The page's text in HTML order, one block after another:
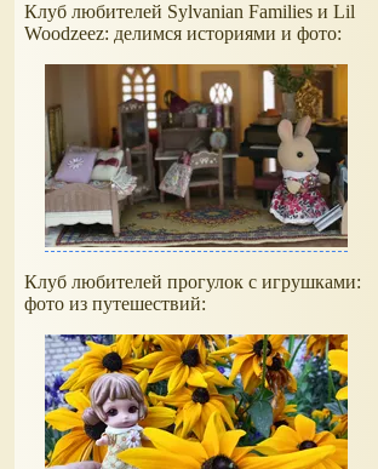
Клуб любителей Sylvanian Families и Lil
Woodzeez: делимся историями и фото:
Клуб любителей прогулок с игрушками:
фото из путешествий: